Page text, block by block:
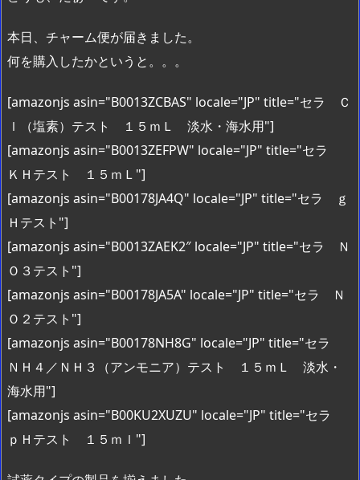
本日、チャーム便が届きました。
何を購入したかというと。。。
[amazonjs asin="B0013ZCBAS" locale="JP" title="セラ Ｃ
ｌ（塩素）テスト １５ｍＬ 淡水・海水用"]
[amazonjs asin="B0013ZEFPW" locale="JP" title="セラ
ＫＨテスト １５ｍＬ"]
[amazonjs asin="B00178JA4Q" locale="JP" title="セラ ｇ
Ｈテスト"]
[amazonjs asin="B0013ZAEK2″ locale="JP" title="セラ Ｎ
Ｏ３テスト"]
[amazonjs asin="B00178JA5A" locale="JP" title="セラ Ｎ
Ｏ２テスト"]
[amazonjs asin="B00178NH8G" locale="JP" title="セラ
ＮＨ４／ＮＨ３（アンモニア）テスト １５ｍＬ 淡水・
海水用"]
[amazonjs asin="B00KU2XUZU" locale="JP" title="セラ
ｐＨテスト １５ｍｌ"]